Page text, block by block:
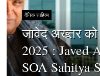
दैनिक साहित्य
जावेद अख्तर को
2025 : Javed
SOA Sahitya